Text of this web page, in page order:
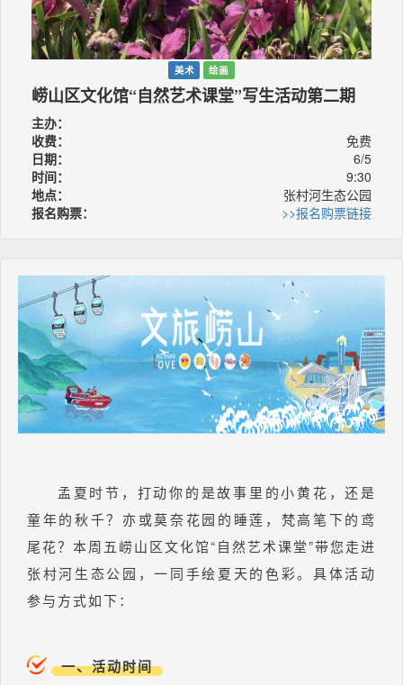
美术 绘画
崂山区文化馆“自然艺术课堂”写生活动第二期
主办：
收费：
免费
日期：
6/5
时间：
9:30
地点：
张村河生态公园
报名购票：
>>报名购票链接
孟夏时节，打动你的是故事里的小黄花，还是
童年的秋千？亦或莫奈花园的睡莲，梵高笔下的鸢
尾花？本周五崂山区文化馆“自然艺术课堂”带您走进
张村河生态公园，一同手绘夏天的色彩。具体活动
参与方式如下：
一、活动时间